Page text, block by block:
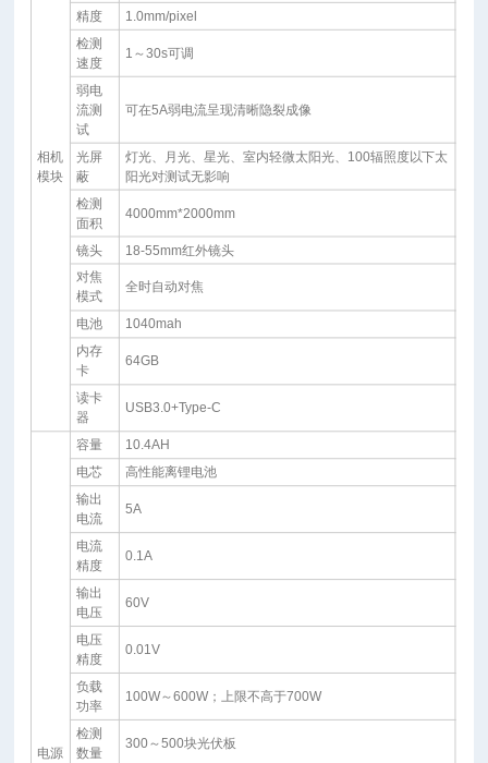
相机
模块
精度
1.0mm/pixel
检测
速度
1～30s可调
弱电
流测
试
可在5A弱电流呈现清晰隐裂成像
光屏
蔽
灯光、月光、星光、室内轻微太阳光、100辐照度以下太
阳光对测试无影响
检测
面积
4000mm*2000mm
镜头
18-55mm红外镜头
对焦
模式
全时自动对焦
电池
1040mah
内存
卡
64GB
读卡
器
USB3.0+Type-C
电源
容量
10.4AH
电芯
高性能离锂电池
输出
电流
5A
电流
精度
0.1A
输出
电压
60V
电压
精度
0.01V
负载
功率
100W～600W；上限不高于700W
检测
数量
300～500块光伏板